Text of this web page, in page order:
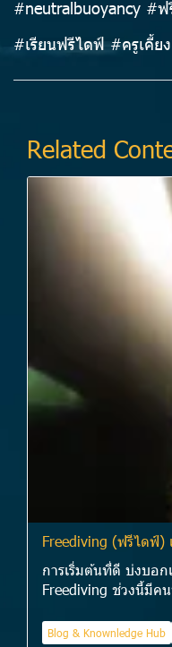
#neutralbuoyancy #
#เรียนฟรีไดฟ์ #ครูเคี้ยง
Related
Freediving (ฟรีไดฟ์)
การเริ่มต้นที่ดี บ่งบอก
Freediving ช่วงนี้มีค
Blog & Knownledge Hub